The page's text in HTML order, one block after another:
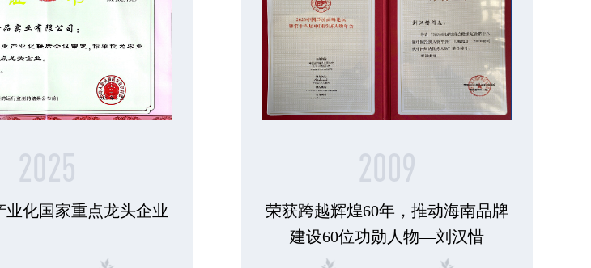
2025
业化国家重点龙头企业
2009
荣获跨越辉煌60年，推动海南品牌
建设60位功勋人物—刘汉惜